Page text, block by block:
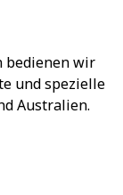
bedienen wir
und spezielle
Australien.